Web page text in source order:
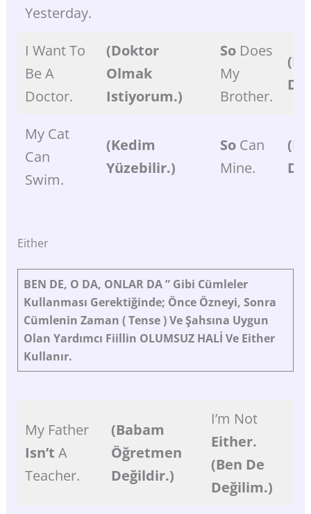
Yesterday.
I Want To
Be A
Doctor.
(Doktor
Olmak
Istiyorum.)
So Does
My
Brother.
My Cat
Can
Swim.
(Kedim
Yüzebilir.)
So Can
Mine.
Either
BEN DE, O DA, ONLAR DA” Gibi Cümleler
Kullanması Gerektiğinde; Önce Özneyi, Sonra
Cümlenin Zaman (Tense) Ve Şahsına Uygun
Olan Yardımcı Fiillin OLUMSUZ HALİ Ve Either
Kullanır.
My Father
Isn’t A
Teacher.
(Babam
Öğretmen
Değildir.)
I’m Not
Either.
(Ben De
Değilim.)